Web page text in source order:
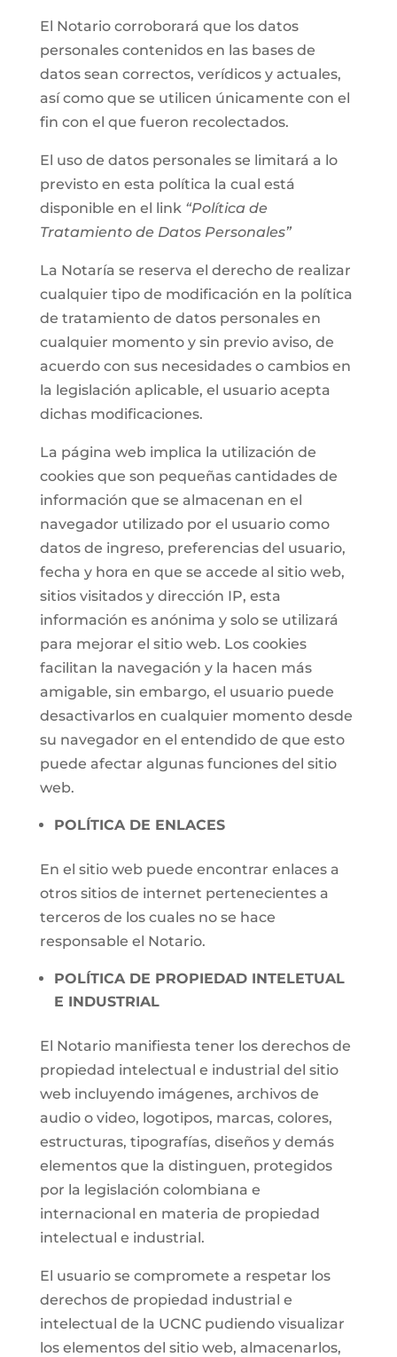
El Notario corroborará que los datos
personales contenidos en las bases de
datos sean correctos, verídicos y actuales,
así como que se utilicen únicamente con el
fin con el que fueron recolectados.
El uso de datos personales se limitará a lo
previsto en esta política la cual está
disponible en el link “Política de
Tratamiento de Datos Personales”
La Notaría se reserva el derecho de realizar
cualquier tipo de modificación en la política
de tratamiento de datos personales en
cualquier momento y sin previo aviso, de
acuerdo con sus necesidades o cambios en
la legislación aplicable, el usuario acepta
dichas modificaciones.
La página web implica la utilización de
cookies que son pequeñas cantidades de
información que se almacenan en el
navegador utilizado por el usuario como
datos de ingreso, preferencias del usuario,
fecha y hora en que se accede al sitio web,
sitios visitados y dirección IP, esta
información es anónima y solo se utilizará
para mejorar el sitio web. Los cookies
facilitan la navegación y la hacen más
amigable, sin embargo, el usuario puede
desactivarlos en cualquier momento desde
su navegador en el entendido de que esto
puede afectar algunas funciones del sitio
web.
POLÍTICA DE ENLACES
En el sitio web puede encontrar enlaces a
otros sitios de internet pertenecientes a
terceros de los cuales no se hace
responsable el Notario.
POLÍTICA DE PROPIEDAD INTELETUAL
E INDUSTRIAL
El Notario manifiesta tener los derechos de
propiedad intelectual e industrial del sitio
web incluyendo imágenes, archivos de
audio o video, logotipos, marcas, colores,
estructuras, tipografías, diseños y demás
elementos que la distinguen, protegidos
por la legislación colombiana e
internacional en materia de propiedad
intelectual e industrial.
El usuario se compromete a respetar los
derechos de propiedad industrial e
intelectual de la UCNC pudiendo visualizar
los elementos del sitio web, almacenarlos,